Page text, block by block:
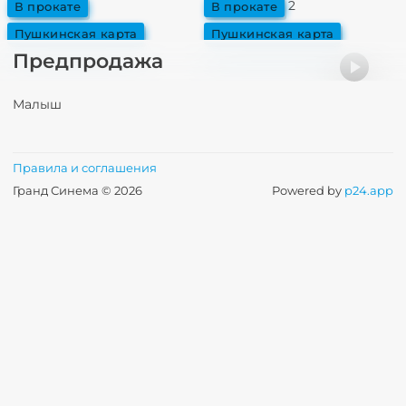
в прокате
пушкинская карта
Буратино
в прокате
пушкинская карта
Чебурашка 2
Предпродажа
Малыш
Правила и соглашения
Гранд Синема © 2026
Powered by p24.app